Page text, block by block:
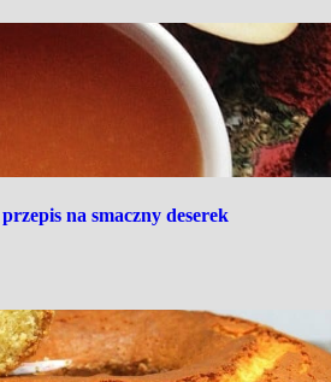
na smaczny deserek